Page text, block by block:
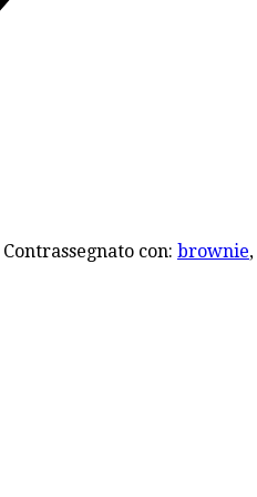
Contrassegnato con: brownie,